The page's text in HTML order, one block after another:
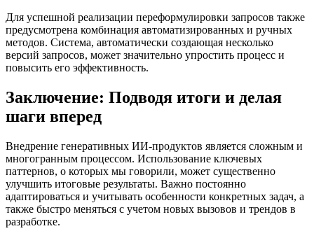
Для успешной реализации переформулировки запросов также
предусмотрена комбинация автоматизированных и ручных
методов. Система, автоматически создающая несколько
версий запросов, может значительно упростить процесс и
повысить его эффективность.
Заключение: Подводя итоги и делая
шаги вперед
Внедрение генеративных ИИ-продуктов является сложным и
многогранным процессом. Использование ключевых
паттернов, о которых мы говорили, может существенно
улучшить итоговые результаты. Важно постоянно
адаптироваться и учитывать особенности конкретных задач, а
также быстро меняться с учетом новых вызовов и трендов в
разработке.